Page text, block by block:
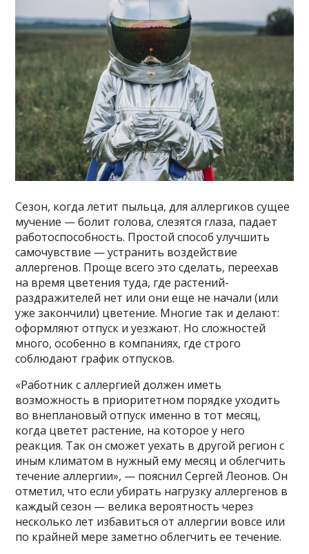
Сезон, когда летит пыльца, для аллергиков сущее
мучение — болит голова, слезятся глаза, падает
работоспособность. Простой способ улучшить
самочувствие — устранить воздействие
аллергенов. Проще всего это сделать, переехав
на время цветения туда, где растений-
раздражителей нет или они еще не начали (или
уже закончили) цветение. Многие так и делают:
оформляют отпуск и уезжают. Но сложностей
много, особенно в компаниях, где строго
соблюдают график отпусков.
«Работник с аллергией должен иметь
возможность в приоритетном порядке уходить
во внеплановый отпуск именно в тот месяц,
когда цветет растение, на которое у него
реакция. Так он сможет уехать в другой регион с
иным климатом в нужный ему месяц и облегчить
течение аллергии», — пояснил Сергей Леонов. Он
отметил, что если убирать нагрузку аллергенов в
каждый сезон — велика вероятность через
несколько лет избавиться от аллергии вовсе или
по крайней мере заметно облегчить ее течение.